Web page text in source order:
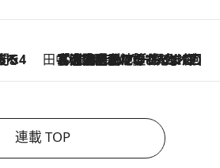
飛歌舞伎へ 田中稲の勝手に再ブーム
2026.8.7
「湘南乃風に憧れて」観客大盛上がりの“タオル回し”に、ラッパー顔負けの高速歌唱まで…さだまさし（74）のアグレッシブすぎる現在地
連載 TOP